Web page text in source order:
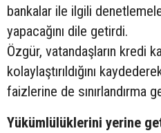
bankalar ile ilgili
yapacağını dile getirdi.
Özgür, vatandaşların kredi
kolaylaştırıldığını
faizlerine de sınırlandırma
Yükümlülüklerini yerine